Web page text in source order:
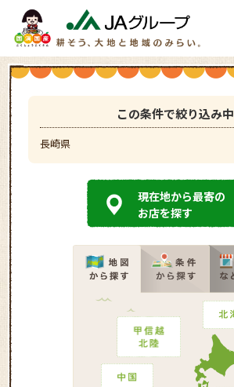
この条件で絞り込み中
長崎県
現在地から最寄の
お店を探す